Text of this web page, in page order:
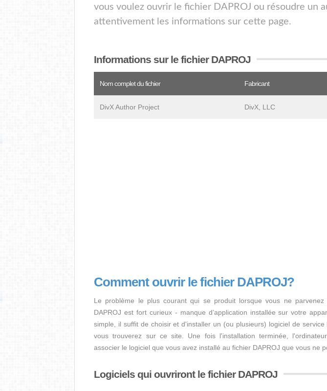
vous voulez ouvrir le fichier DAPROJ ou résoudre un
attentivement les informations sur cette page.
Informations sur le fichier DAPROJ
Nom complet du fichier Fabricant
DivX Author Project DivX, LLC
Comment ouvrir le fichier DAPROJ?
Le problème le plus courant qui se produit lorsque vous ne
DAPROJ est fort curieux - manque d’application installée sur votre
simple, il suffit de choisir et d'installer un (ou plusieurs) logiciel de service
vous trouverez sur ce site. Une fois l'installation terminée,
associer le logiciel que vous avez installé au fichier DAPROJ que vous ne
Logiciels qui ouvriront le fichier DAPROJ